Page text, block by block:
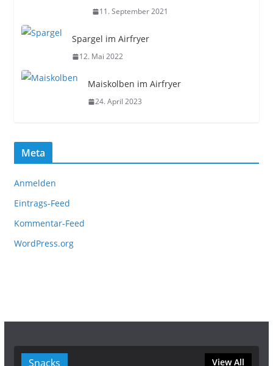
11. September 2021
Spargel im Airfryer
12. Mai 2022
Maiskolben im Airfryer
24. April 2023
Meta
Anmelden
Eintrags-Feed
Kommentar-Feed
WordPress.org
Snacks View All